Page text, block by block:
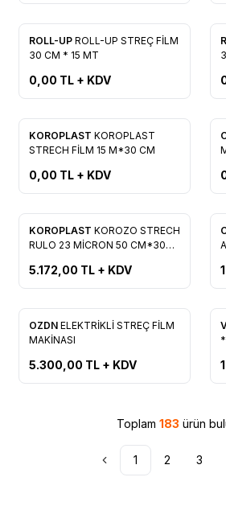
Yeni
Favorilere Ekle
Tükendi
ROLL-UP ROLL-UP STREÇ FİLM
30 CM * 15 MT
0,00 TL + KDV
Yeni
Favorilere Ekle
Tükendi
KOROPLAST KOROPLAST
STRECH FİLM 15 M*30 CM
0,00 TL + KDV
Favorilere Ekle
KOROPLAST KOROZO STRECH
RULO 23 MİCRON 50 CM*300
5.172,00 TL + KDV
Yeni
Favorilere Ekle
OZDN ELEKTRİKLİ STREÇ FİLM
MAKİNASI
5.300,00 TL + KDV
Toplam 183 ürün
1 2 3